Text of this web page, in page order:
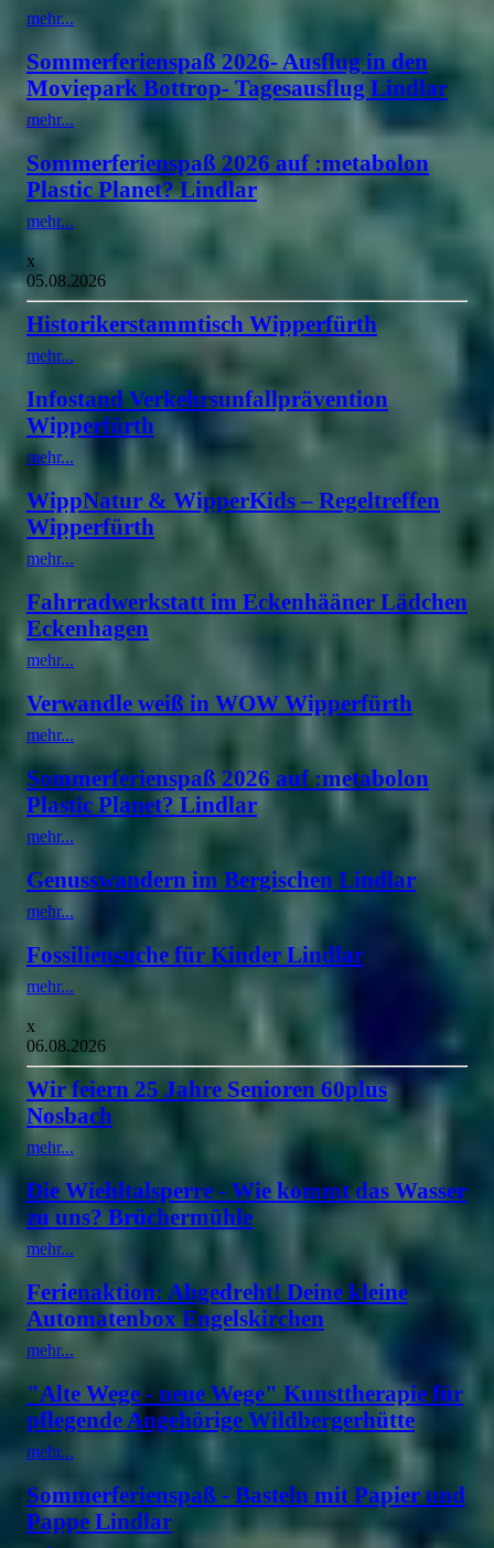
mehr...
Sommerferienspaß 2026- Ausflug in den
Moviepark Bottrop- Tagesausflug Lindlar
mehr...
Sommerferienspaß 2026 auf :metabolon
Plastic Planet? Lindlar
mehr...
x
05.08.2026
Historikerstammtisch Wipperfürth
mehr...
Infostand Verkehrsunfallprävention
Wipperfürth
mehr...
WippNatur & WipperKids – Regeltreffen
Wipperfürth
mehr...
Fahrradwerkstatt im Eckenhääner Lädchen
Eckenhagen
mehr...
Verwandle weiß in WOW Wipperfürth
mehr...
Sommerferienspaß 2026 auf :metabolon
Plastic Planet? Lindlar
mehr...
Genusswandern im Bergischen Lindlar
mehr...
Fossiliensuche für Kinder Lindlar
mehr...
x
06.08.2026
Wir feiern 25 Jahre Senioren 60plus
Nosbach
mehr...
Die Wiehltalsperre - Wie kommt das Wasser
zu uns? Brüchermühle
mehr...
Ferienaktion: Abgedreht! Deine kleine
Automatenbox Engelskirchen
mehr...
"Alte Wege - neue Wege" Kunsttherapie für
pflegende Angehörige Wildbergerhütte
mehr...
Sommerferienspaß - Basteln mit Papier und
Pappe Lindlar